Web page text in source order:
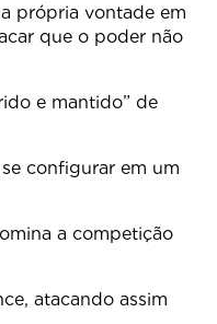
própria vontade em
que o poder não
e mantido” de
configurar em um
a competição
atacando assim